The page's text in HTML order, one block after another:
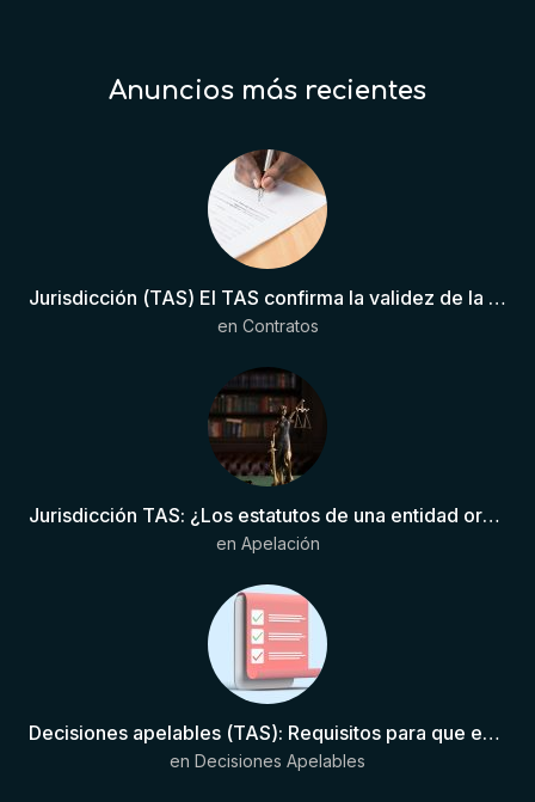
Anuncios más recientes
Jurisdicción (TAS) El TAS confirma la validez de la cláusula de sumisión jurisdiccional en el contrato del futbolista.
en Contratos
Jurisdicción TAS: ¿Los estatutos de una entidad organizadora de una liga de fútbol pueden otorgar competencia de forma directa al TAS?
en Apelación
Decisiones apelables (TAS): Requisitos para que exista una decisión
en Decisiones Apelables